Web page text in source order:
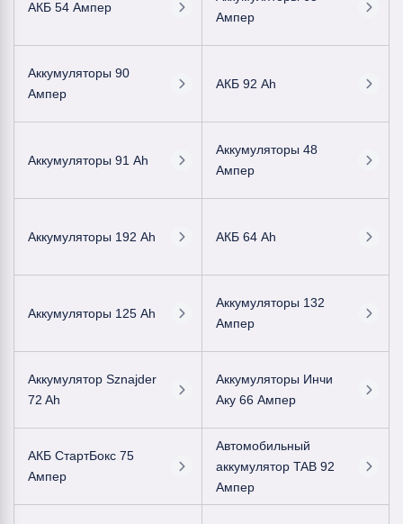
АКБ 54 Ампер
Ампер
Аккумуляторы 90
Ампер
АКБ 92 Ah
Аккумуляторы 91 Ah
Аккумуляторы 48
Ампер
Аккумуляторы 192 Ah АКБ 64 Ah
Аккумуляторы 125 Ah
Аккумуляторы 132
Ампер
Аккумулятор Sznajder
72 Ah
Аккумуляторы Инчи
Аку 66 Ампер
АКБ СтартБокс 75
Ампер
Автомобильный
аккумулятор TAB 92
Ампер